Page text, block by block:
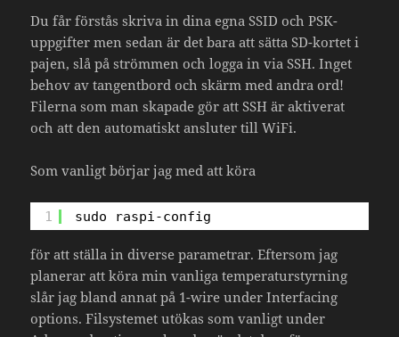
Du får förstås skriva in dina egna SSID och PSK-
uppgifter men sedan är det bara att sätta SD-kortet i
pajen, slå på strömmen och logga in via SSH. Inget
behov av tangentbord och skärm med andra ord!
Filerna som man skapade gör att SSH är aktiverat
och att den automatiskt ansluter till WiFi.
Som vanligt börjar jag med att köra
1 sudo raspi-config
för att ställa in diverse parametrar. Eftersom jag
planerar att köra min vanliga temperaturstyrning
slår jag bland annat på 1-wire under Interfacing
options. Filsystemet utökas som vanligt under